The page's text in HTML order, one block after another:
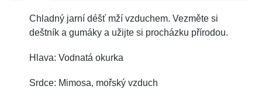
Chladný jarní déšť mží vzduchem. Vezměte si
deštník a gumáky a užijte si procházku přírodou.
Hlava: Vodnatá okurka
Srdce: Mimosa, mořský vzduch